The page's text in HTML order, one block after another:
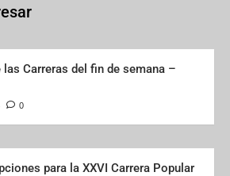
Carreras del fin de semana –
0
para la XXVI Carrera Popular